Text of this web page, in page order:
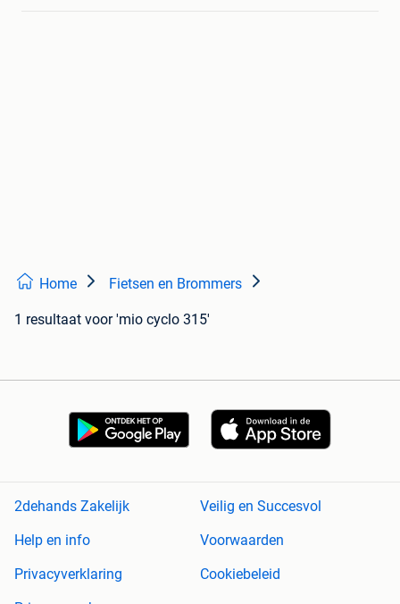
Home Fietsen en Brommers
1 resultaat voor 'mio cyclo 315'
2dehands Zakelijk
Veilig en Succesvol
Help en info
Voorwaarden
Privacyverklaring
Cookiebeleid